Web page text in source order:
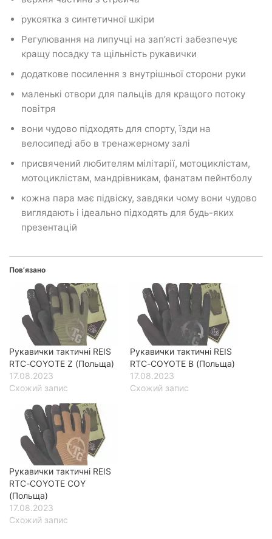
рукоятка з синтетичної шкіри
Регулювання на липучці на зап’ясті забезпечує
кращу посадку та щільність рукавички
додаткове посилення з внутрішньої сторони руки
маленькі отвори для пальців для кращого потоку
повітря
вони чудово підходять для спорту, їзди на
велосипеді або в тренажерному залі
присвячений любителям мілітарії, мотоциклістам,
мотоциклістам, мандрівникам, фанатам пейнтболу
кожна пара має підвіску, завдяки чому вони чудово
виглядають і ідеально підходять для будь-яких
презентацій
Пов’язано
Рукавички тактичні REIS
RTC-COYOTE Z (Польща)
17.08.2023
Схожий запис
Рукавички тактичні REIS
RTC-COYOTE B (Польща)
17.08.2023
Схожий запис
Рукавички тактичні REIS
RTC-COYOTE COY
(Польща)
17.08.2023
Схожий запис